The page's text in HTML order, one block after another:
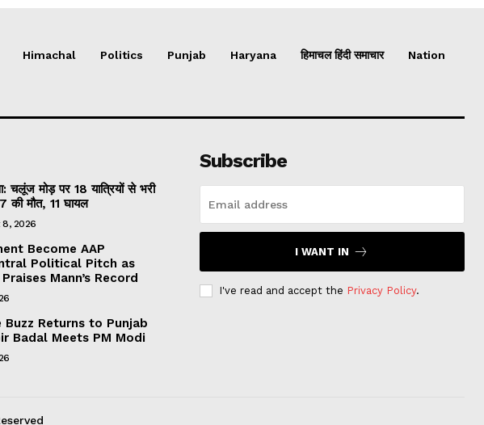
Himachal Politics Punjab Haryana हिमाचल हिंदी समाचार Nation
चलूंज मोड़ पर 18 यात्रियों से भरी
की मौत, 11 घायल
8, 2026
Become AAP
Political Pitch as
Mann’s Record
Buzz Returns to Punjab
Badal Meets PM Modi
Subscribe
I WANT IN
I've read and accept the Privacy Policy.